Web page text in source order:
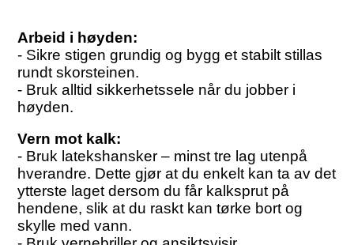
Arbeid i høyden:
- Sikre stigen grundig og bygg et stabilt stillas
rundt skorsteinen.
- Bruk alltid sikkerhetssele når du jobber i
høyden.
Vern mot kalk:
- Bruk latekshansker – minst tre lag utenpå
hverandre. Dette gjør at du enkelt kan ta av det
ytterste laget dersom du får kalksprut på
hendene, slik at du raskt kan tørke bort og
skylle med vann.